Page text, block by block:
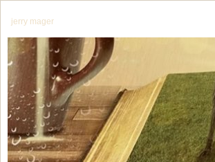
jerry mager